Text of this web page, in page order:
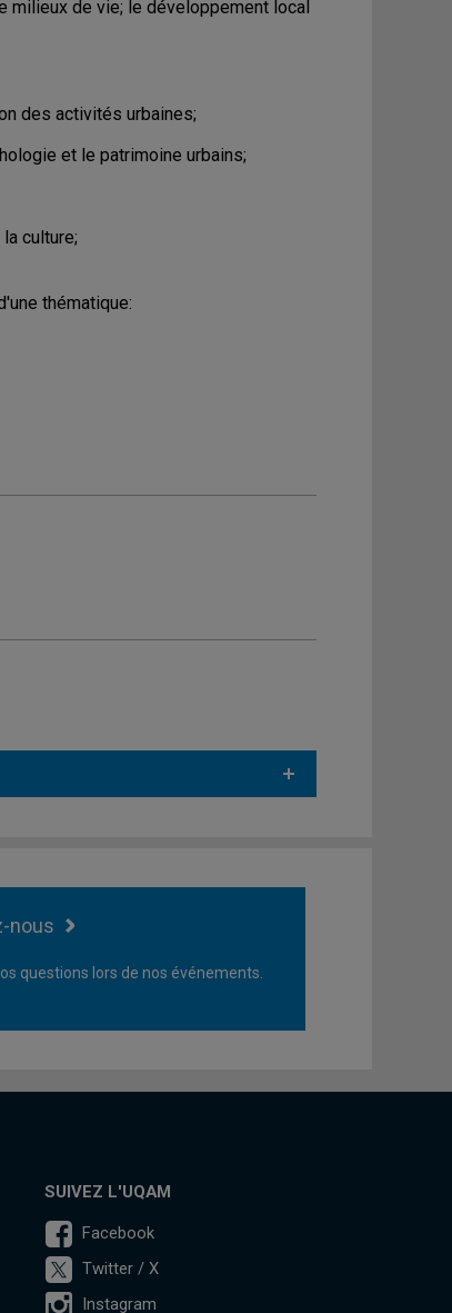
milieux de vie; le développement local
des activités urbaines;
et le patrimoine urbains;
culture;
thématique:
nous
questions lors de nos événements.
SUIVEZ L'UQAM
Facebook
Twitter / X
Instagram